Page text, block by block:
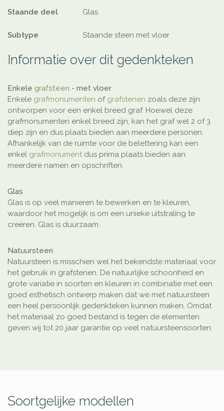
Staande deel Glas
Subtype Staande steen met vloer
Informatie over dit gedenkteken
Enkele grafsteen - met vloer
Enkele grafmonumenten of grafstenen zoals deze zijn
ontworpen voor een enkel breed graf. Hoewel deze
grafmonumenten enkel breed zijn, kan het graf wel 2 of 3
diep zijn en dus plaats bieden aan meerdere personen.
Afhankelijk van de ruimte voor de belettering kan een
enkel grafmonument dus prima plaats bieden aan
meerdere namen en opschriften.
Glas
Glas is op veel manieren te bewerken en te kleuren,
waardoor het mogelijk is om een unieke uitstraling te
creëren. Glas is duurzaam.
Natuursteen
Natuursteen is misschien wel het bekendste materiaal voor
het gebruik in grafstenen. De natuurlijke schoonheid en
grote variatie in soorten en kleuren in combinatie met een
goed esthetisch ontwerp maken dat we met natuursteen
een heel persoonlijk gedenkteken kunnen maken. Omdat
het materiaal zo goed bestand is tegen de elementen
geven wij tot 20 jaar garantie op veel natuursteensoorten.
Soortgelijke modellen